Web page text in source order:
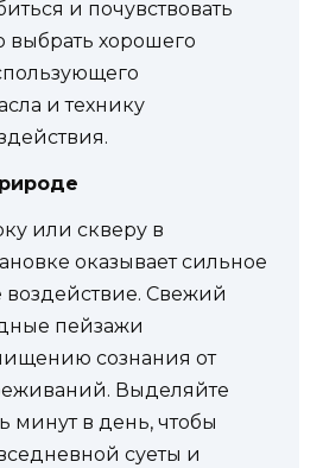
и почувствовать
выбрать хорошего
и технику
или скверу в
оказывает сильное
Свежий
пейзажи
сознания от
Выделяйте
минут в день, чтобы
суеты и